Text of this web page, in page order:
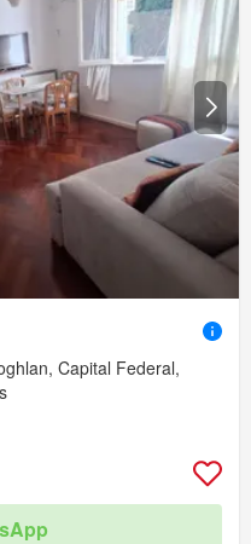
Capital Federal,